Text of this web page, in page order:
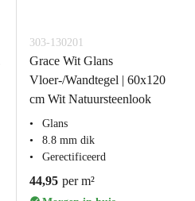
303-130201
Grace Wit Glans
Vloer-/Wandtegel | 60x120
cm Wit Natuursteenlook
Glans
8.8 mm dik
Gerectificeerd
44,95 per m²